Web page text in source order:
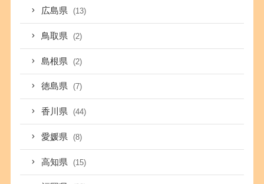
広島県 (13)
鳥取県 (2)
島根県 (2)
徳島県 (7)
香川県 (44)
愛媛県 (8)
高知県 (15)